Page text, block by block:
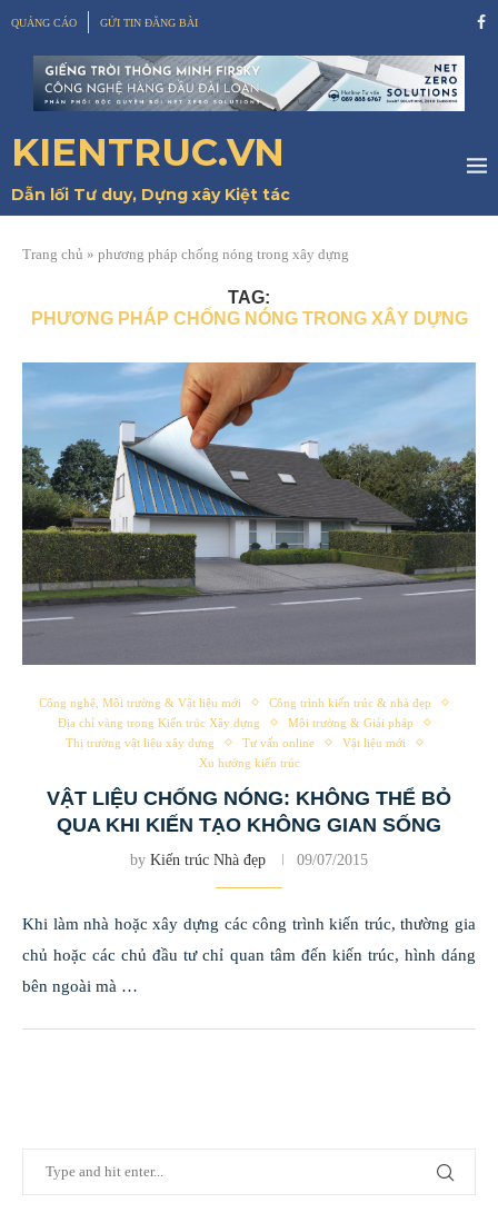
QUẢNG CÁO GỬI TIN ĐĂNG BÀI
KIENTRUC.VN
Dẫn lối Tư duy, Dựng xây Kiệt tác
Trang chủ » phương pháp chống nóng trong xây dựng
TAG:
PHƯƠNG PHÁP CHỐNG NÓNG TRONG XÂY DỰNG
Công nghệ, Môi trường & Vật liệu mới
Công trình kiến trúc & nhà đẹp
Địa chỉ vàng trong Kiến trúc Xây dựng
Môi trường & Giải pháp
Thị trường vật liệu xây dựng
Tư vấn online
Vật liệu mới
Xu hướng kiến trúc
VẬT LIỆU CHỐNG NÓNG: KHÔNG THỂ BỎ
QUA KHI KIẾN TẠO KHÔNG GIAN SỐNG
by Kiến trúc Nhà đẹp 09/07/2015
Khi làm nhà hoặc xây dựng các công trình kiến trúc, thường gia
chủ hoặc các chủ đầu tư chỉ quan tâm đến kiến trúc, hình dáng
bên ngoài mà …